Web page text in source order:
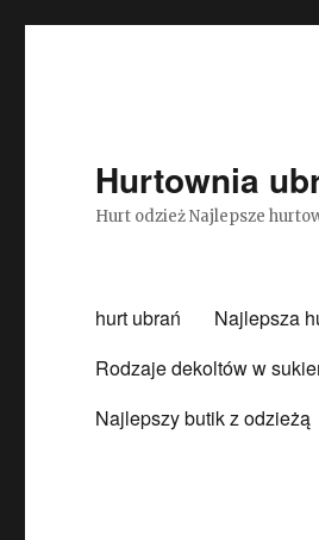
Hurtownia
Hurt odzież Najlepsze
hurt ubrań Najlepsza
Rodzaje dekoltów w
Najlepszy butik z odzieżą